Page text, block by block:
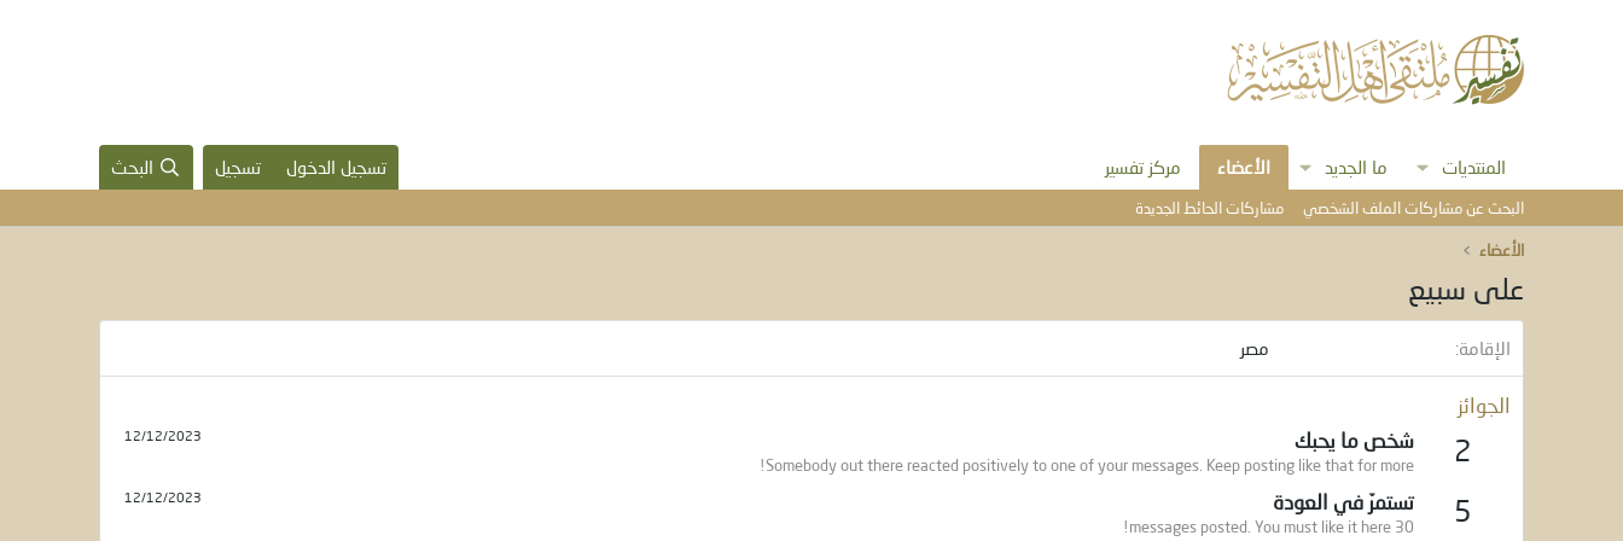
المنتديات ما الجديد الأعضاء مركز تفسير تسجيل الدخول تسجيل البحث
البحث عن مشاركات الملف الشخصي مشاركات الحائط الجديدة
الأعضاء
على سبيع
الإقامة مصر
الجوائز
2
12/12/2023 شخص ما يحبك
Somebody out there reacted positively to one of your messages. Keep posting like that for more!
5
12/12/2023 تستمرّ في العودة
30 messages posted. You must like it here!